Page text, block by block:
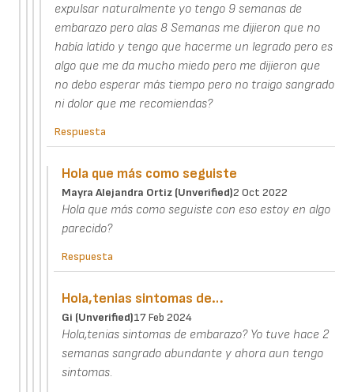
expulsar naturalmente yo tengo 9 semanas de
embarazo pero alas 8 Semanas me dijieron que no
había latido y tengo que hacerme un legrado pero es
algo que me da mucho miedo pero me dijieron que
no debo esperar más tiempo pero no traigo sangrado
ni dolor que me recomiendas?
Respuesta
Hola que más como seguiste
Mayra Alejandra Ortiz (unverified)2 Oct 2022
Hola que más como seguiste con eso estoy en algo
parecido?
Respuesta
Hola,tenias sintomas de…
Gi (unverified)17 Feb 2024
Hola,tenias sintomas de embarazo? Yo tuve hace 2
semanas sangrado abundante y ahora aun tengo
sintomas.